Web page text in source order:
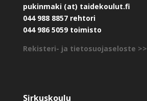
pukinmaki (at) taidekoulut.fi
044 988 8857 rehtori
044 986 5059 toimisto
Rekisteri- ja tietosuojaseloste >>
Sirkuskoulu